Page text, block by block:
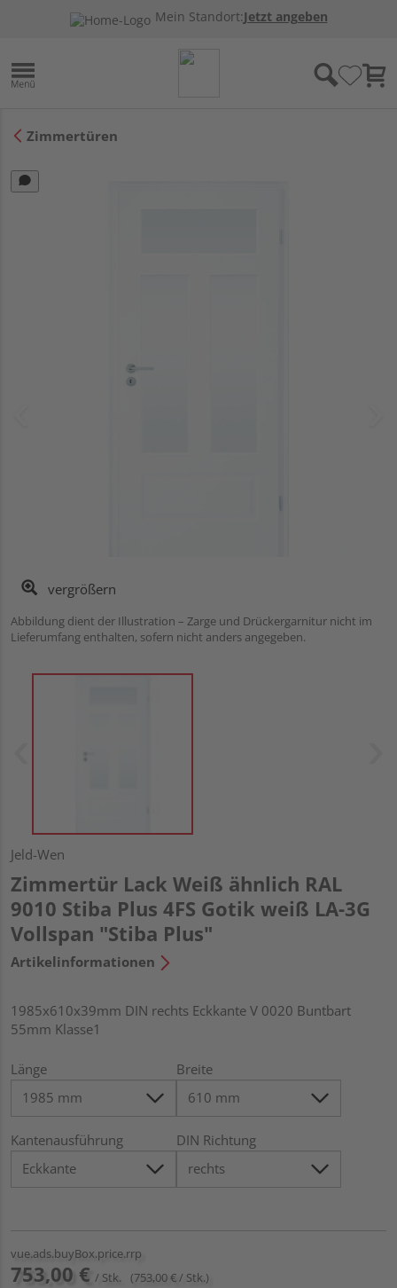
Mein Standort:Jetzt angeben
Zimmertüren
vergrößern
Abbildung dient der Illustration – Zarge und Drückergarnitur nicht im
Lieferumfang enthalten, sofern nicht anders angegeben.
Jeld-Wen
Zimmertür Lack Weiß ähnlich RAL
9010 Stiba Plus 4FS Gotik weiß LA-3G
Vollspan "Stiba Plus"
Artikelinformationen
1985x610x39mm DIN rechts Eckkante V 0020 Buntbart
55mm Klasse1
Länge Breite
Kantenausführung DIN Richtung
vue.ads.buyBox.price.rrp
753,00 € / Stk. (753,00 € / Stk.)